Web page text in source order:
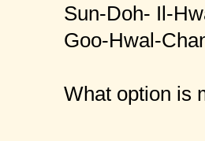
Sun-Doh- Il-
Goo-Hwal-
What option is